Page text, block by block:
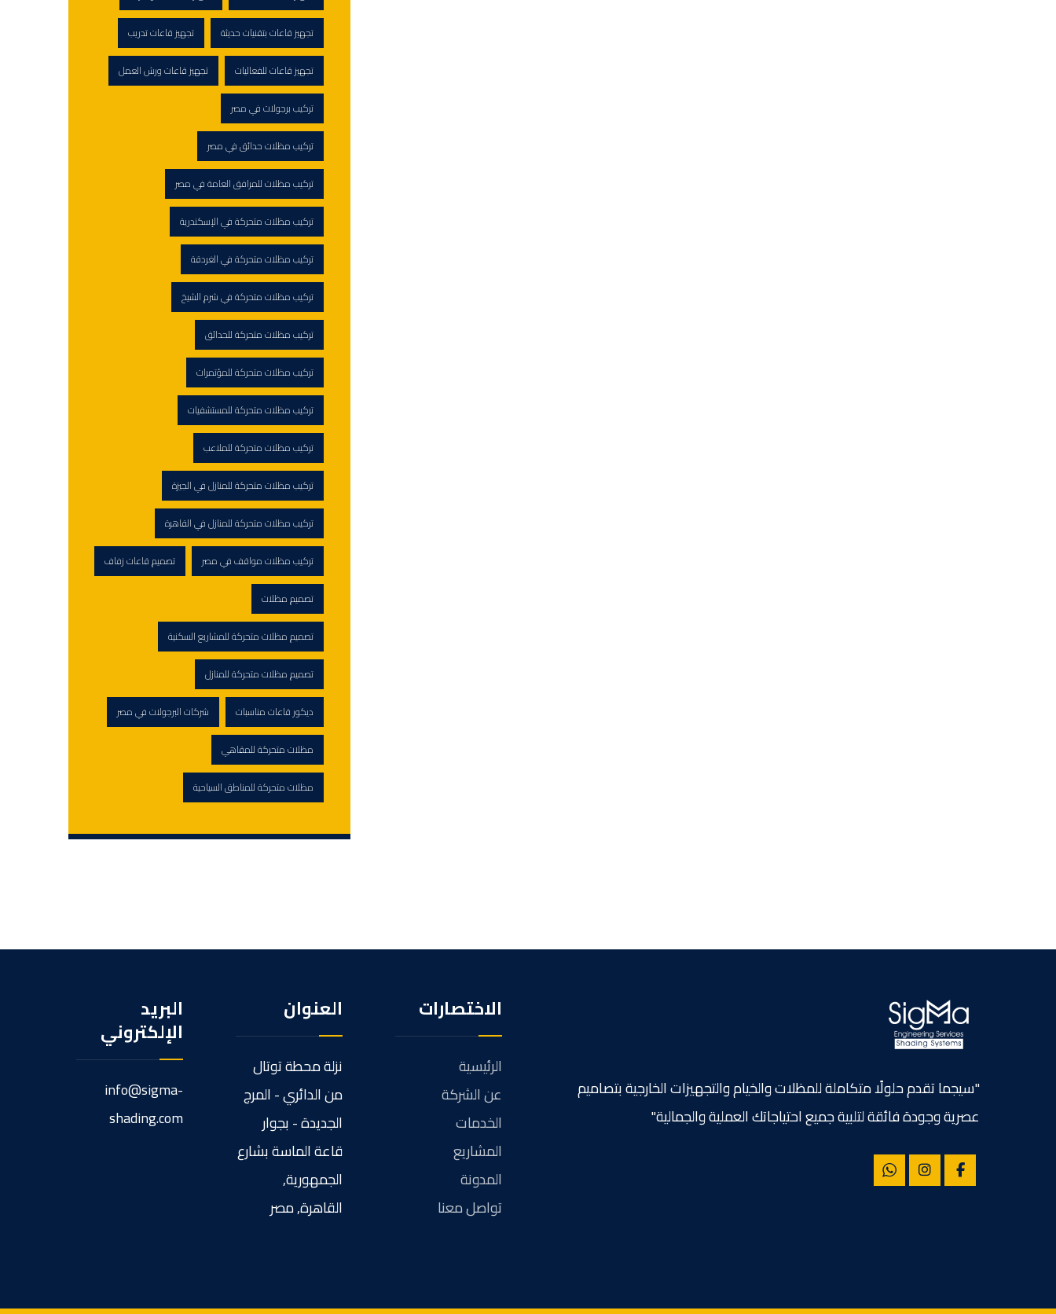
تجهيز قاعات بتقنيات حديثة تجهيز قاعات تدريب
تجهيز قاعات للفعاليات تجهيز قاعات ورش العمل
تركيب برجولات في مصر
تركيب مظلات حدائق في مصر
تركيب مظلات للمرافق العامة في مصر
تركيب مظلات متحركة في الإسكندرية
تركيب مظلات متحركة في الغردقة
تركيب مظلات متحركة في شرم الشيخ
تركيب مظلات متحركة للحدائق
تركيب مظلات متحركة للمؤتمرات
تركيب مظلات متحركة للمستشفيات
تركيب مظلات متحركة للملاعب
تركيب مظلات متحركة للمنازل في الجيزة
تركيب مظلات متحركة للمنازل في القاهرة
تركيب مظلات مواقف في مصر تصميم قاعات زفاف
تصميم مظلات
تصميم مظلات متحركة للمشاريع السكنية
تصميم مظلات متحركة للمنازل
ديكور قاعات مناسبات شركات البرجولات في مصر
مظلات متحركة للمقاهي
مظلات متحركة للمناطق السياحية
"سيجما تقدم حلولًا متكاملة للمظلات والخيام والتجهيزات الخارجية بتصاميم
عصرية وجودة فائقة لتلبية جميع احتياجاتك العملية والجمالية"
الاختصارات
الرئيسية
عن الشركة
الخدمات
المشاريع
المدونة
تواصل معنا
العنوان
نزلة محطة توتال
من الدائري - المرج
الجديدة - بجوار
قاعة الماسة بشارع
الجمهورية,
القاهرة, مصر
البريد
الإلكتروني
info@sigma-
shading.com